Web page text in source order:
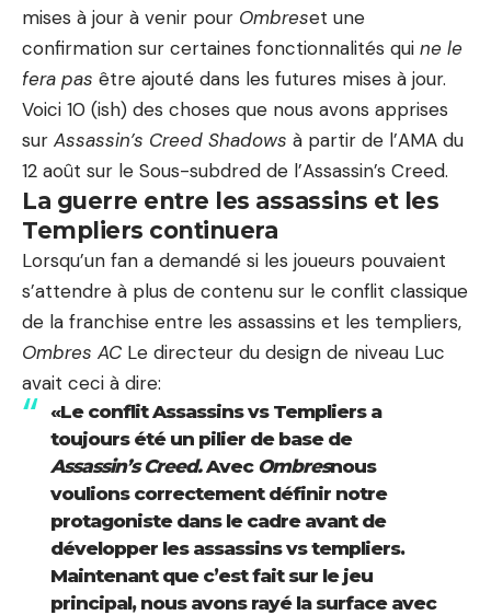
mises à jour à venir pour Ombreset une
confirmation sur certaines fonctionnalités qui ne le
fera pas être ajouté dans les futures mises à jour.
Voici 10 (ish) des choses que nous avons apprises
sur Assassin’s Creed Shadows à partir de l’AMA du
12 août sur le Sous-subdred de l’Assassin’s Creed.
La guerre entre les assassins et les
Templiers continuera
Lorsqu’un fan a demandé si les joueurs pouvaient
s’attendre à plus de contenu sur le conflit classique
de la franchise entre les assassins et les templiers,
Ombres AC Le directeur du design de niveau Luc
avait ceci à dire:
«Le conflit Assassins vs Templiers a
toujours été un pilier de base de
Assassin’s Creed.Avec Ombresnous
voulions correctement définir notre
protagoniste dans le cadre avant de
développer les assassins vs templiers.
Maintenant que c’est fait sur le jeu
principal, nous avons rayé la surface avec